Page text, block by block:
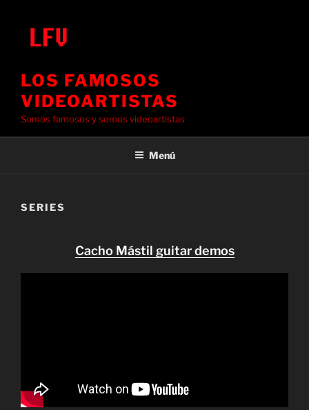
contenido
LOS FAMOSOS
VIDEOARTISTAS
Somos famosos y somos videoartistas
Menú
SERIES
Cacho Mástil guitar demos